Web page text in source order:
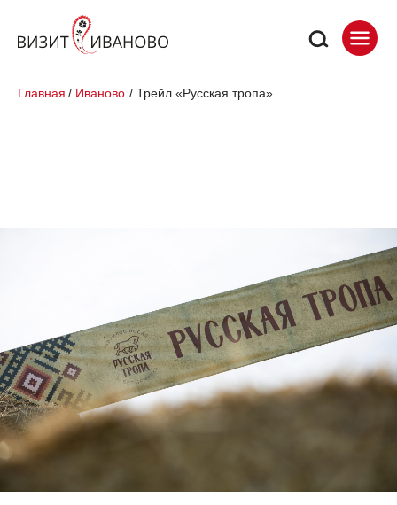
Главная / Иваново / Трейл «Русская тропа»